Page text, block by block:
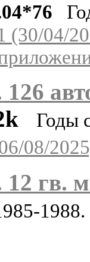
(30/04/
Годы
08/
гв.